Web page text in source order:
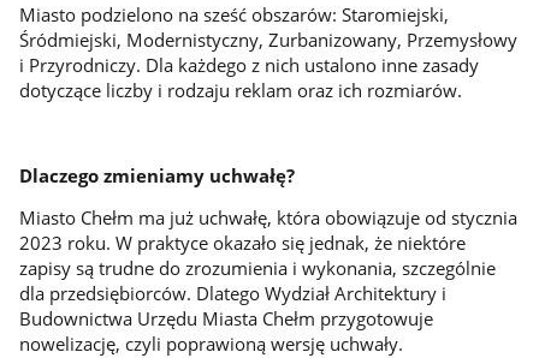
Miasto podzielono na sześć obszarów: Staromiejski,
Śródmiejski, Modernistyczny, Zurbanizowany, Przemysłowy
i Przyrodniczy. Dla każdego z nich ustalono inne zasady
dotyczące liczby i rodzaju reklam oraz ich rozmiarów.
Dlaczego zmieniamy uchwałę?
Miasto Chełm ma już uchwałę, która obowiązuje od stycznia
2023 roku. W praktyce okazało się jednak, że niektóre
zapisy są trudne do zrozumienia i wykonania, szczególnie
dla przedsiębiorców. Dlatego Wydział Architektury i
Budownictwa Urzędu Miasta Chełm przygotowuje
nowelizację, czyli poprawioną wersję uchwały.